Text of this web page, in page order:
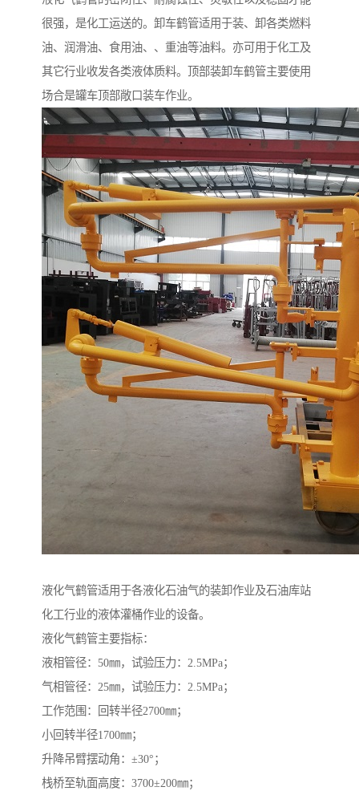
很强，是化工运送的。卸车鹤管适用于装、卸各类燃料
油、润滑油、食用油、、重油等油料。亦可用于化工及
其它行业收发各类液体质料。顶部装卸车鹤管主要使用
场合是罐车顶部敞口装车作业。
液化气鹤管适用于各液化石油气的装卸作业及石油库站
化工行业的液体灌桶作业的设备。
液化气鹤管主要指标：
液相管径：50㎜，试验压力：2.5MPa；
气相管径：25㎜，试验压力：2.5MPa；
工作范围：回转半径2700㎜；
小回转半径1700㎜；
升降吊臂摆动角：±30°；
栈桥至轨面高度：3700±200㎜；